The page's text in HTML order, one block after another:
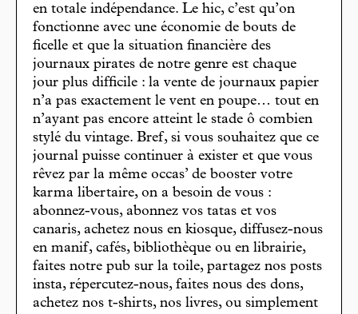
en totale indépendance. Le hic, c’est qu’on
fonctionne avec une économie de bouts de
ficelle et que la situation financière des
journaux pirates de notre genre est chaque
jour plus difficile : la vente de journaux papier
n’a pas exactement le vent en poupe… tout en
n’ayant pas encore atteint le stade ô combien
stylé du vintage. Bref, si vous souhaitez que ce
journal puisse continuer à exister et que vous
rêvez par la même occas’ de booster votre
karma libertaire, on a besoin de vous :
abonnez-vous, abonnez vos tatas et vos
canaris, achetez nous en kiosque, diffusez-nous
en manif, cafés, bibliothèque ou en librairie,
faites notre pub sur la toile, partagez nos posts
insta, répercutez-nous, faites nous des dons,
achetez nos t-shirts, nos livres, ou simplement